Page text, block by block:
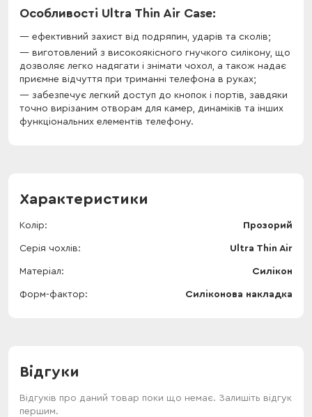
Особливості Ultra Thin Air Case:
ефективний захист від подряпин, ударів та сколів;
виготовлений з високоякісного гнучкого силікону, що
дозволяє легко надягати і знімати чохол, а також надає
приємне відчуття при триманні телефона в руках;
забезпечує легкий доступ до кнопок і портів, завдяки
точно вирізаним отворам для камер, динаміків та інших
функціональних елементів телефону.
Характеристики
Колір Прозорий
Серія чохлів Ultra Thin Air
Матеріал Силікон
Форм-фактор Силіконова накладка
Відгуки
Відгуків про даний товар поки що немає. Залишіть відгук
першим.